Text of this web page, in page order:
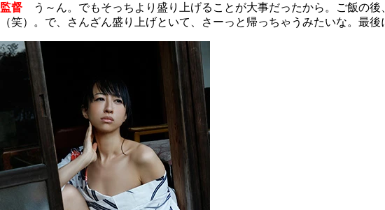
監督 う～ん。でもそっちより盛り上げることが大事だったから。ご飯の
（笑）。で、さんざん盛り上げといて、さーっと帰っちゃうみたいな。最